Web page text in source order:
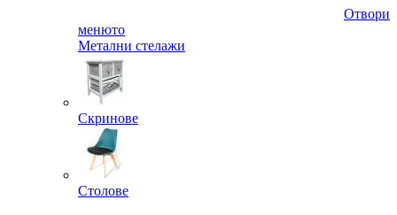
Отвори
менюто
Метални стелажи
Скринове
Столове